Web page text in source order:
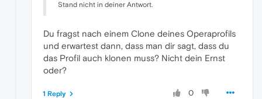
Stand nicht in deiner Antwort.
Du fragst nach einem Clone deines Operaprofils
und erwartest dann, dass man dir sagt, dass du
das Profil auch klonen muss? Nicht dein Ernst
oder?
0
1 Reply